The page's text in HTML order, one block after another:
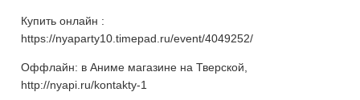
Купить онлайн :
https://nyaparty10.timepad.ru/event/4049252/
Оффлайн: в Аниме магазине на Тверской,
http://nyapi.ru/kontakty-1